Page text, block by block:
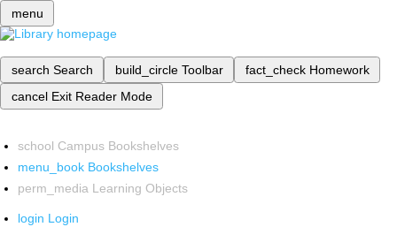
menu
search Search build_circle Toolbar fact_check Homework
cancel Exit Reader Mode
school Campus Bookshelves
menu_book Bookshelves
perm_media Learning Objects
login Login